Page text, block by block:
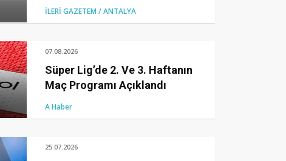
İLERİ GAZETEM / ANTALYA
07.08.2026
Süper Lig’de 2. Ve 3. Haftanın
Maç Programı Açıklandı
A Haber
25.07.2026